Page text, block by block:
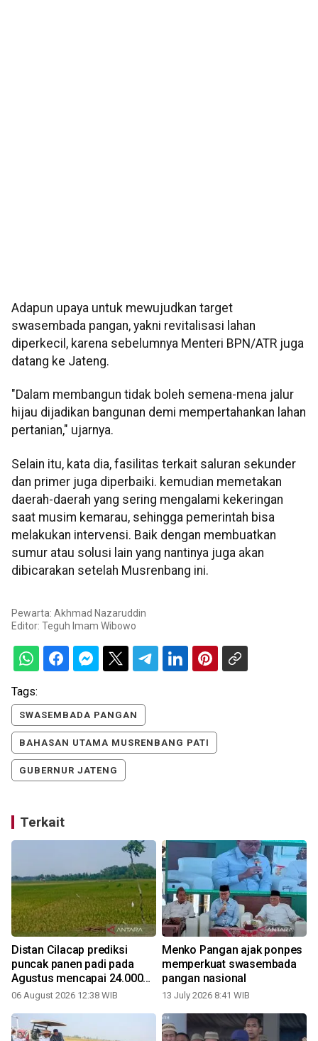
Adapun upaya untuk mewujudkan target
swasembada pangan, yakni revitalisasi lahan
diperkecil, karena sebelumnya Menteri BPN/ATR juga
datang ke Jateng.
"Dalam membangun tidak boleh semena-mena jalur
hijau dijadikan bangunan demi mempertahankan lahan
pertanian," ujarnya.
Selain itu, kata dia, fasilitas terkait saluran sekunder
dan primer juga diperbaiki. kemudian memetakan
daerah-daerah yang sering mengalami kekeringan
saat musim kemarau, sehingga pemerintah bisa
melakukan intervensi. Baik dengan membuatkan
sumur atau solusi lain yang nantinya juga akan
dibicarakan setelah Musrenbang ini.
Pewarta: Akhmad Nazaruddin
Editor: Teguh Imam Wibowo
Tags:
SWASEMBADA PANGAN
BAHASAN UTAMA MUSRENBANG PATI
GUBERNUR JATENG
Terkait
Distan Cilacap prediksi
puncak panen padi pada
Agustus mencapai 24.000
ha
06 August 2026 12:38 WIB
Menko Pangan ajak ponpes
memperkuat swasembada
pangan nasional
13 July 2026 8:41 WIB